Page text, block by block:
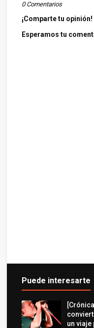
0 Comentarios
¡Comparte tu opinión!
Esperamos tu
Puede interesarte
un viaje